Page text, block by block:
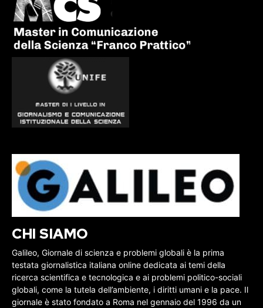
CHI SIAMO
Galileo, Giornale di scienza e problemi globali è la prima
testata giornalistica italiana online dedicata ai temi della
ricerca scientifica e tecnologica e ai problemi politico-sociali
globali, come la tutela dell’ambiente, i diritti umani e la pace. Il
giornale è stato fondato a Roma nel gennaio del 1996 da un